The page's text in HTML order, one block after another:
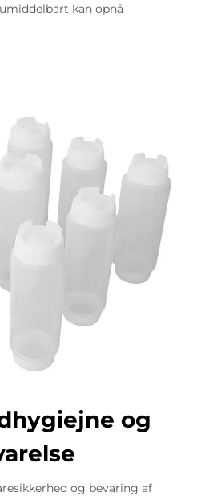
kan opnå
og
og bevaring af